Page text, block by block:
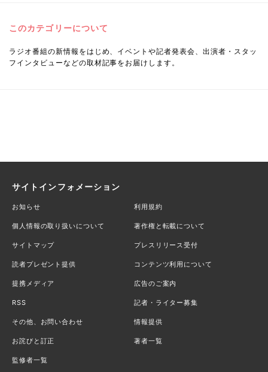
このカテゴリーについて
ラジオ番組の新情報をはじめ、イベントや記者発表会、出演者・スタッ
フインタビューなどの取材記事をお届けします。
サイトインフォメーション
お知らせ 利用規約
個人情報の取り扱いについて 著作権と転載について
サイトマップ プレスリリース受付
読者プレゼント提供 コンテンツ利用について
提携メディア 広告のご案内
RSS 記者・ライター募集
その他、お問い合わせ 情報提供
お詫びと訂正 著者一覧
監修者一覧